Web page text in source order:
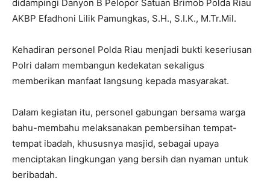
didampingi Danyon B Pelopor Satuan Brimob Polda Riau
AKBP Efadhoni Lilik Pamungkas, S.H., S.I.K., M.Tr.Mil.
Kehadiran personel Polda Riau menjadi bukti keseriusan
Polri dalam membangun kedekatan sekaligus
memberikan manfaat langsung kepada masyarakat.
Dalam kegiatan itu, personel gabungan bersama warga
bahu-membahu melaksanakan pembersihan tempat-
tempat ibadah, khususnya masjid, sebagai upaya
menciptakan lingkungan yang bersih dan nyaman untuk
beribadah.